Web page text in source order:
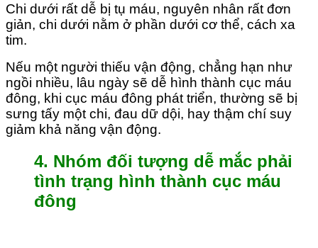
Chi dưới rất dễ bị tụ máu, nguyên nhân rất đơn
giản, chi dưới nằm ở phần dưới cơ thể, cách xa
tim.
Nếu một người thiếu vận động, chẳng hạn như
ngồi nhiều, lâu ngày sẽ dễ hình thành cục máu
đông, khi cục máu đông phát triển, thường sẽ bị
sưng tấy một chi, đau dữ dội, hay thậm chí suy
giảm khả năng vận động.
4. Nhóm đối tượng dễ mắc phải
tình trạng hình thành cục máu
đông